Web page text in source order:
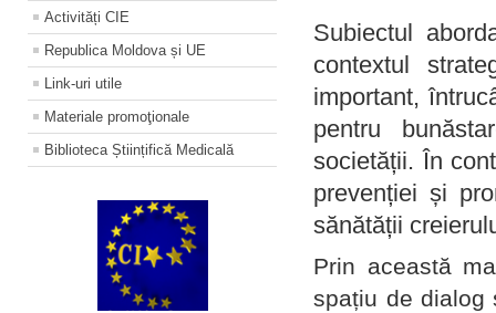
Activități CIE
Republica Moldova și UE
Link-uri utile
Materiale promoţionale
Biblioteca Științifică Medicală
Subiectul
contextul
important,
pentru
societății. În
prevenției și
sănătății
Prin această
spațiu de dialog